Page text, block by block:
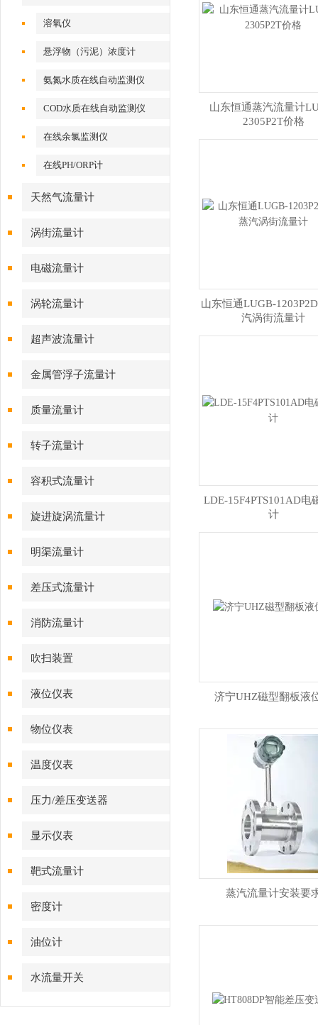
溶氧仪
悬浮物（污泥）浓度计
氨氮水质在线自动监测仪
COD水质在线自动监测仪
在线余氯监测仪
在线PH/ORP计
天然气流量计
涡街流量计
电磁流量计
涡轮流量计
超声波流量计
金属管浮子流量计
质量流量计
转子流量计
容积式流量计
旋进旋涡流量计
明渠流量计
差压式流量计
消防流量计
吹扫装置
液位仪表
物位仪表
温度仪表
压力/差压变送器
显示仪表
靶式流量计
密度计
油位计
水流量开关
山东恒通蒸汽流量计
2305P2T价格
山东恒通LUGB-
汽涡街流量计
LDE-15F4PTS101AD电
计
济宁UHZ磁型翻板液
蒸汽流量计安装要